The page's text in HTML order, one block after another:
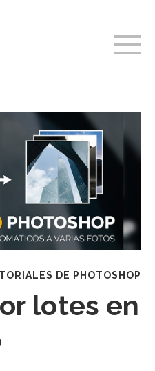
DE PHOTOSHOP
lotes en